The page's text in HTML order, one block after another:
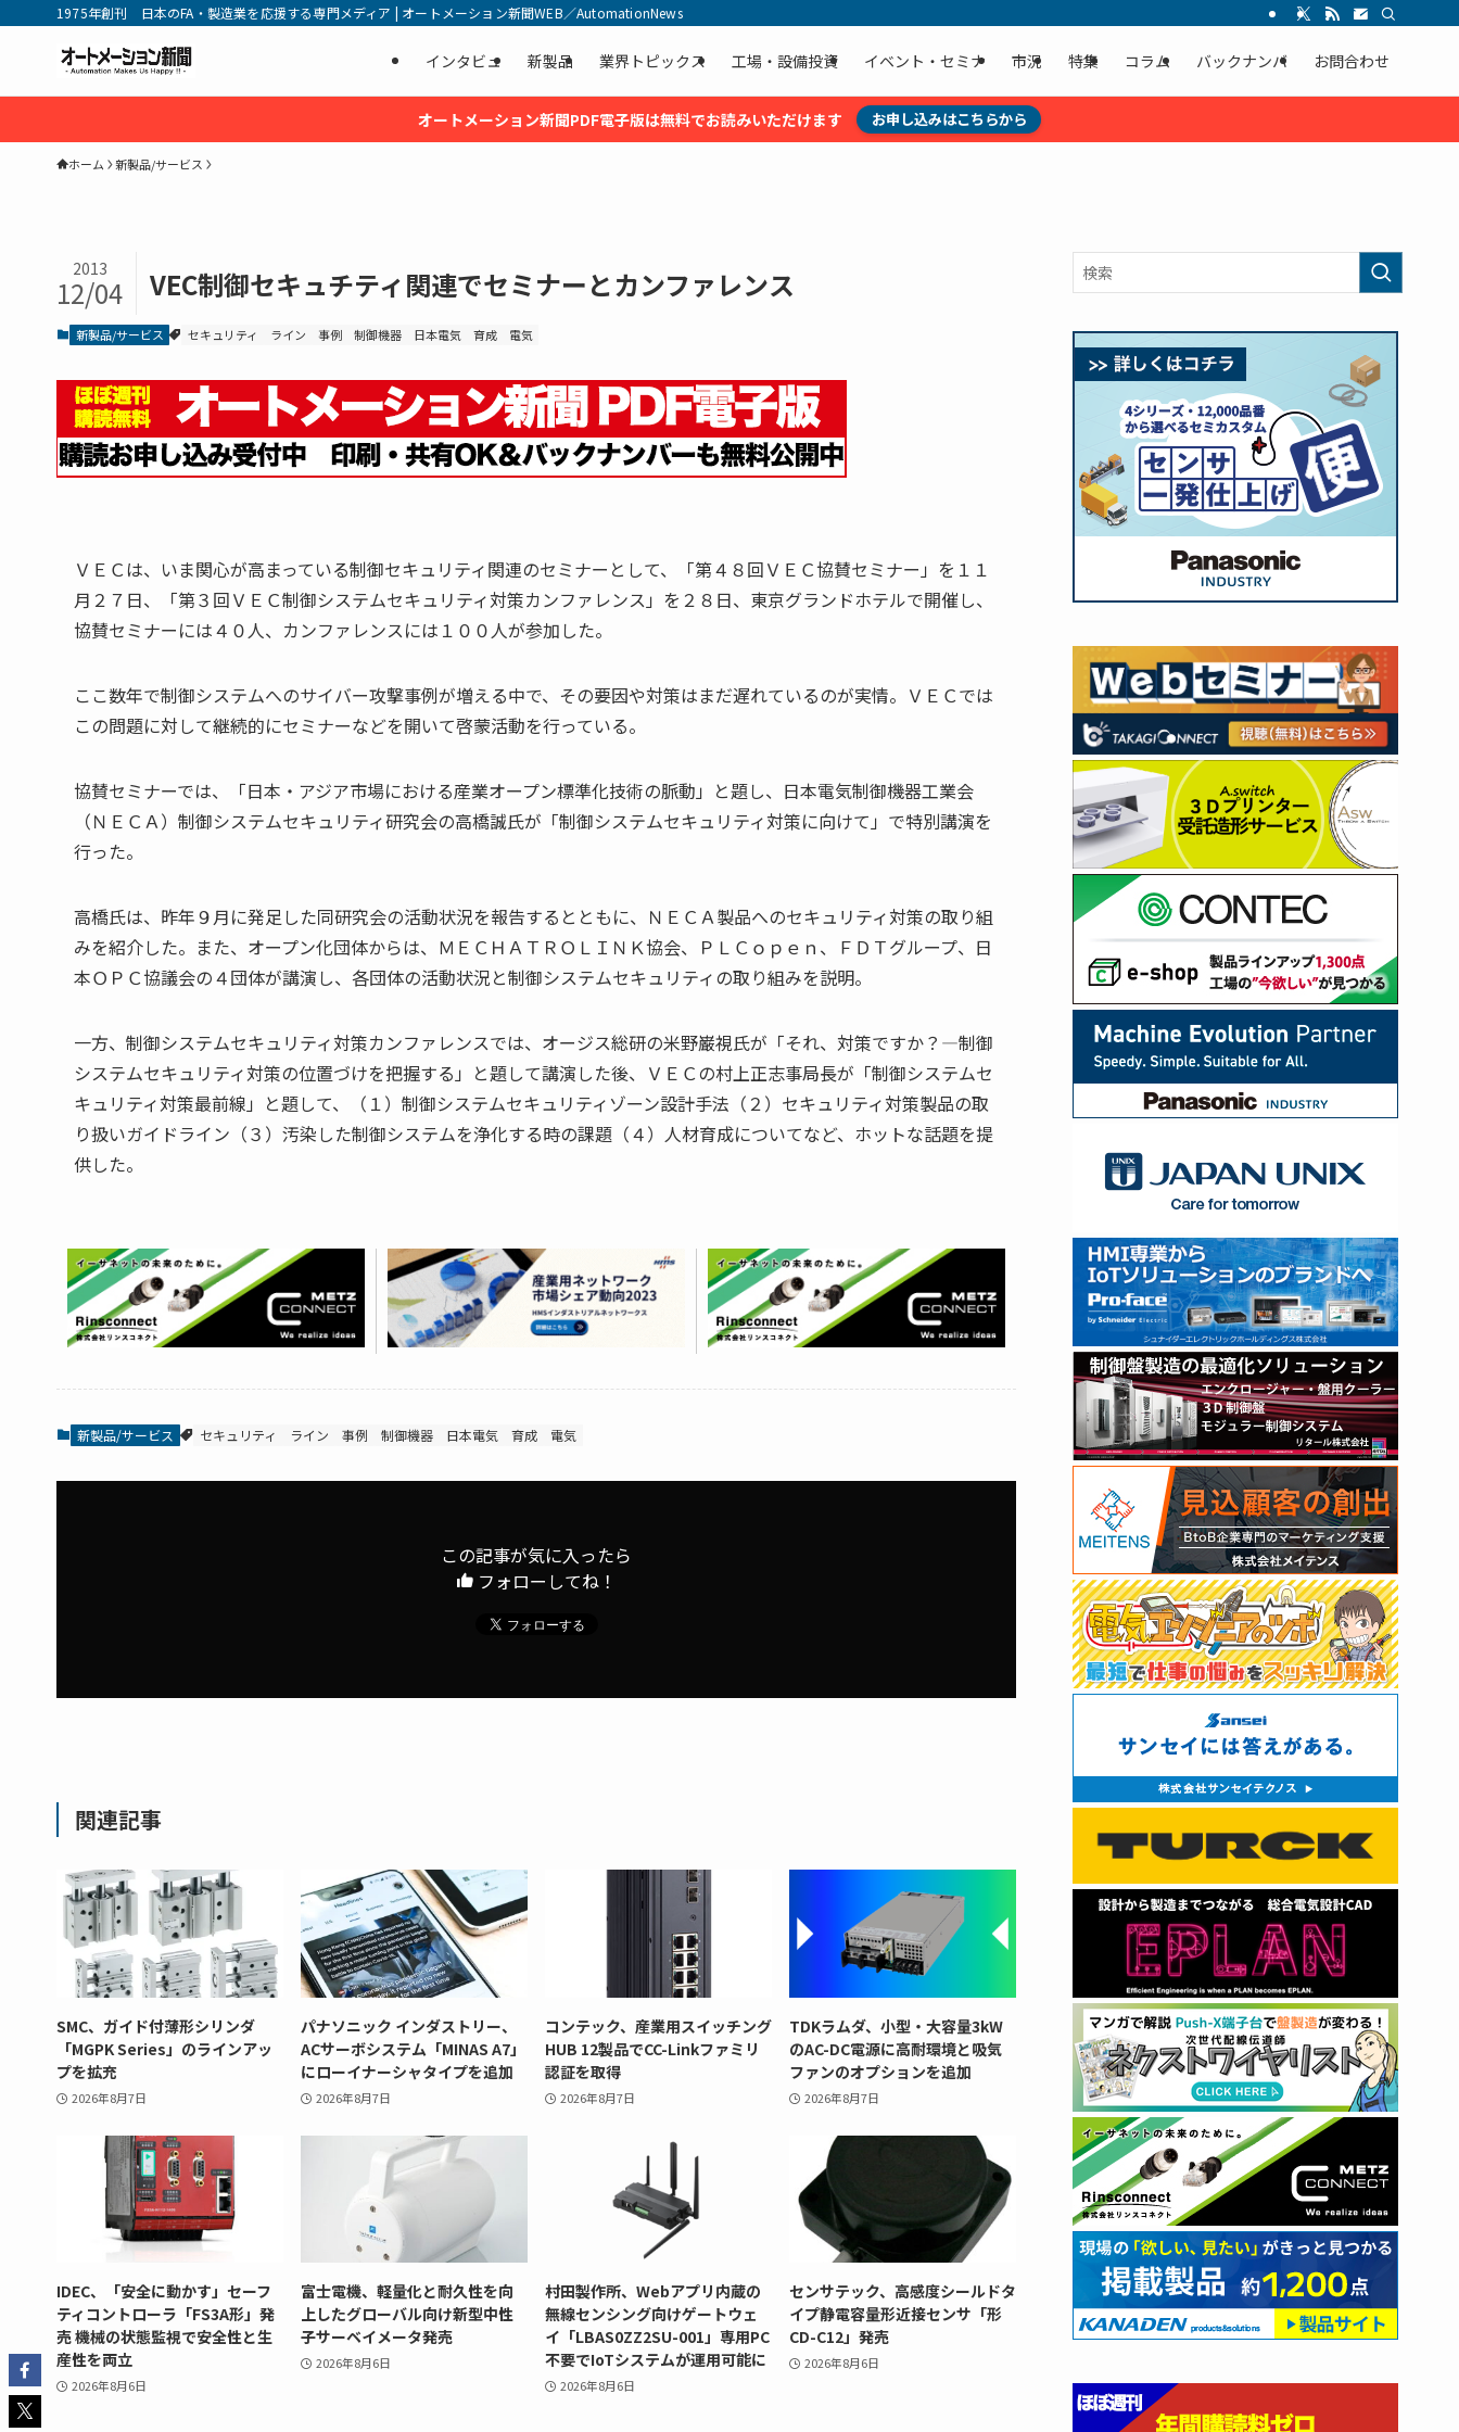
1975年創刊 日本のFA・製造業を応援する専門メディア | オートメーション新聞WEB／AutomationNews
インタビュ 新製品 業界トピックス 工場・設備投資 イベント・セミナ 市況 特集 コラム バックナンバ お問合わせ
オートメーション新聞PDF電子版は無料でお読みいただけます お申し込みはこちらから
ホーム 新製品/サービス
VEC制御セキュチティ関連でセミナーとカンファレンス
2013
12/04
新製品/サービス セキュリティ ライン 事例 制御機器 日本電気 育成 電気
ＶＥＣは、いま関心が高まっている制御セキュリティ関連のセミナーとして、「第４８回ＶＥＣ協賛セミナー」を１１
月２７日、「第３回ＶＥＣ制御システムセキュリティ対策カンファレンス」を２８日、東京グランドホテルで開催し、
協賛セミナーには４０人、カンファレンスには１００人が参加した。
ここ数年で制御システムへのサイバー攻撃事例が増える中で、その要因や対策はまだ遅れているのが実情。ＶＥＣでは
この問題に対して継続的にセミナーなどを開いて啓蒙活動を行っている。
協賛セミナーでは、「日本・アジア市場における産業オープン標準化技術の脈動」と題し、日本電気制御機器工業会
（ＮＥＣＡ）制御システムセキュリティ研究会の高橋誠氏が「制御システムセキュリティ対策に向けて」で特別講演を
行った。
高橋氏は、昨年９月に発足した同研究会の活動状況を報告するとともに、ＮＥＣＡ製品へのセキュリティ対策の取り組
みを紹介した。また、オープン化団体からは、ＭＥＣＨＡＴＲＯＬＩＮＫ協会、ＰＬＣｏｐｅｎ、ＦＤＴグループ、日
本ＯＰＣ協議会の４団体が講演し、各団体の活動状況と制御システムセキュリティの取り組みを説明。
一方、制御システムセキュリティ対策カンファレンスでは、オージス総研の米野巌視氏が「それ、対策ですか？―制御
システムセキュリティ対策の位置づけを把握する」と題して講演した後、ＶＥＣの村上正志事局長が「制御システムセ
キュリティ対策最前線」と題して、（１）制御システムセキュリティゾーン設計手法（２）セキュリティ対策製品の取
り扱いガイドライン（３）汚染した制御システムを浄化する時の課題（４）人材育成についてなど、ホットな話題を提
供した。
新製品/サービス セキュリティ ライン 事例 制御機器 日本電気 育成 電気
この記事が気に入ったら
フォローしてね！
関連記事
SMC、ガイド付薄形シリンダ
「MGPK Series」のラインアッ
プを拡充
2026年8月7日
パナソニック インダストリー、
ACサーボシステム「MINAS A7」
にローイナーシャタイプを追加
2026年8月7日
コンテック、産業用スイッチング
HUB 12製品でCC-Linkファミリ
認証を取得
2026年8月7日
TDKラムダ、小型・大容量3kW
のAC-DC電源に高耐環境と吸気
ファンのオプションを追加
2026年8月7日
IDEC、「安全に動かす」セーフ
ティコントローラ「FS3A形」発
売 機械の状態監視で安全性と生
産性を両立
2026年8月6日
富士電機、軽量化と耐久性を向
上したグローバル向け新型中性
子サーベイメータ発売
2026年8月6日
村田製作所、Webアプリ内蔵の
無線センシング向けゲートウェ
イ「LBAS0ZZ2SU-001」専用PC
不要でIoTシステムが運用可能に
2026年8月6日
センサテック、高感度シールドタ
イプ静電容量形近接センサ「形
CD-C12」発売
2026年8月6日